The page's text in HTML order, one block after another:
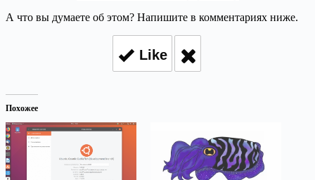
А что вы думаете об этом? Напишите в комментариях ниже.
Like
Похожее